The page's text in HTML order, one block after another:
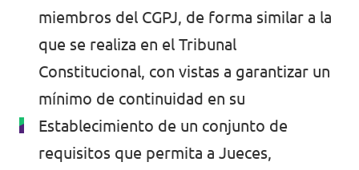
miembros del CGPJ, de forma similar a la
que se realiza en el Tribunal
Constitucional, con vistas a garantizar un
mínimo de continuidad en su
Establecimiento de un conjunto de
requisitos que permita a Jueces,